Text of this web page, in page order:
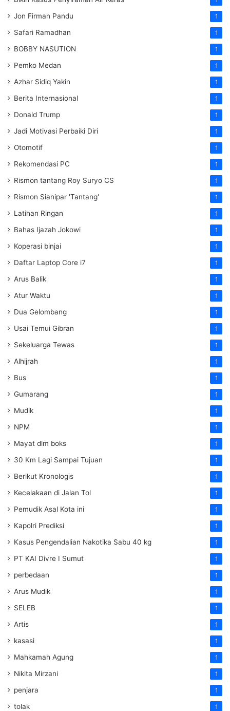
Jon Firman Pandu 1
Safari Ramadhan 1
BOBBY NASUTION 1
Pemko Medan 1
Azhar Sidiq Yakin 1
Berita Internasional 1
Donald Trump 1
Jadi Motivasi Perbaiki Diri 1
Otomotif 1
Rekomendasi PC 1
Rismon tantang Roy Suryo CS 1
Rismon Sianipar 'Tantang' 1
Latihan Ringan 1
Bahas Ijazah Jokowi 1
Koperasi binjai 1
Daftar Laptop Core i7 1
Arus Balik 1
Atur Waktu 1
Dua Gelombang 1
Usai Temui Gibran 1
Sekeluarga Tewas 1
Alhijrah 1
Bus 1
Gumarang 1
Mudik 1
NPM 1
Mayat dlm boks 1
30 Km Lagi Sampai Tujuan 1
Berikut Kronologis 1
Kecelakaan di Jalan Tol 1
Pemudik Asal Kota ini 1
Kapolri Prediksi 1
Kasus Pengendalian Nakotika Sabu 40 kg 1
PT KAI Divre I Sumut 1
perbedaan 1
Arus Mudik 1
SELEB 1
Artis 1
kasasi 1
Mahkamah Agung 1
Nikita Mirzani 1
penjara 1
tolak 1